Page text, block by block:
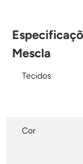
Mescla
Tecidos
Cor